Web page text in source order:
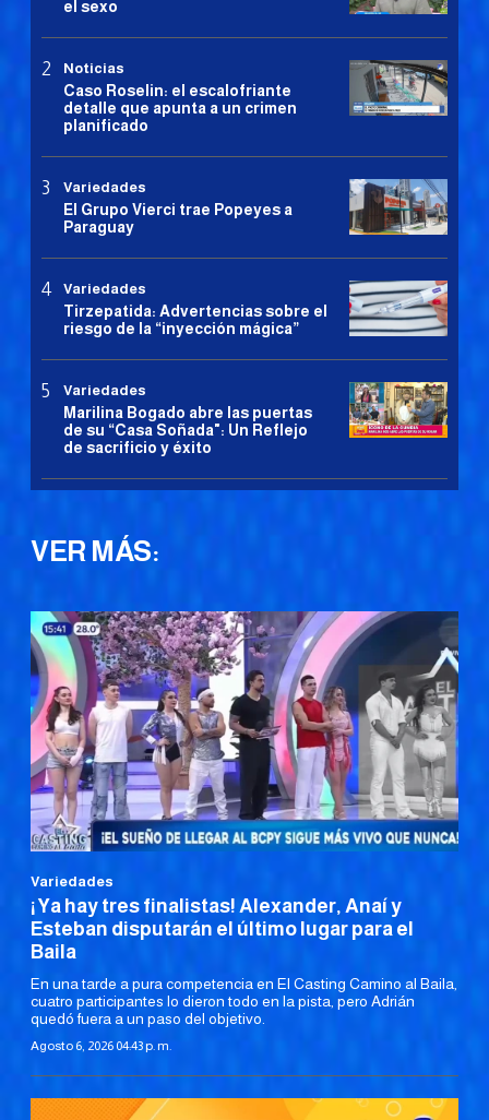
el sexo
Noticias
Caso Roselin: el escalofriante
detalle que apunta a un crimen
planificado
Variedades
El Grupo Vierci trae Popeyes a
Paraguay
Variedades
Tirzepatida: Advertencias sobre el
riesgo de la “inyección mágica”
Variedades
Marilina Bogado abre las puertas
de su “Casa Soñada": Un Reflejo
de sacrificio y éxito
VER MÁS:
Variedades
¡Ya hay tres finalistas! Alexander, Anaí y
Esteban disputarán el último lugar para el
Baila
En una tarde a pura competencia en El Casting Camino al Baila,
cuatro participantes lo dieron todo en la pista, pero Adrián
quedó fuera a un paso del objetivo.
Agosto 6, 2026 04:43 p. m.